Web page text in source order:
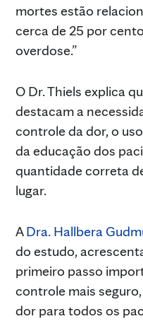
mortes estão
cerca de 25 por
overdose.”
O Dr. Thiels explica
destacam a
controle da dor, o
da educação dos
quantidade correta
lugar.
ADra. Hallbera
do estudo,
primeiro passo
controle mais
dor para todos os